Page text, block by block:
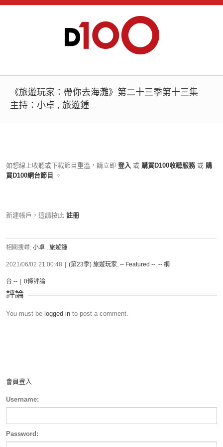
《旅遊玩家：帶你去海灘》第二十三季第十三集
主持：小卓 , 旅遊鍾
如想線上收聽或下載節目重溫，請立即 登入 或 購買D100收聽服務 或 購
買D100網台節目
。
新建帳戶，這請按此 註冊
相關搜尋: 小卓 , 旅遊鍾
2021/06/02 21:00:48 (第23季) 旅遊玩家, -- Featured --, -- 網
台 -- 0條評論
評論
You must be logged in to post a comment.
會員登入
Username:
Password: